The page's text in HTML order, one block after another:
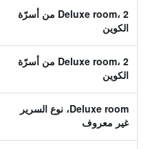
Deluxe room، 2 من أسرّة
الكوين
Deluxe room، 2 من أسرّة
الكوين
Deluxe room، نوع السرير
غير معروف